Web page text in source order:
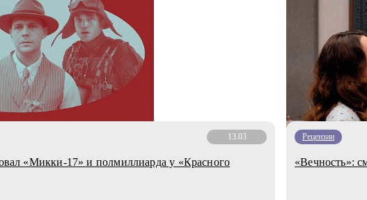
13.03
«Микки-17» и полмиллиарда у «Красного
Рецензии
«Вечность»: